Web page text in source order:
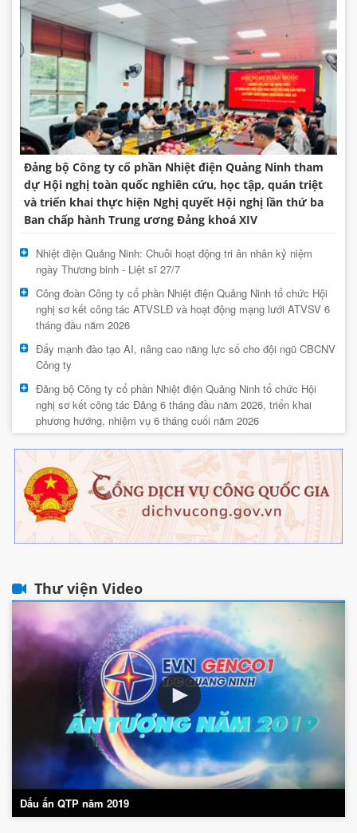
Đảng bộ Công ty cổ phần Nhiệt điện Quảng Ninh tham
dự Hội nghị toàn quốc nghiên cứu, học tập, quán triệt
và triển khai thực hiện Nghị quyết Hội nghị lần thứ ba
Ban chấp hành Trung ương Đảng khoá XIV
Nhiệt điện Quảng Ninh: Chuỗi hoạt động tri ân nhân kỷ niệm
ngày Thương binh - Liệt sĩ 27/7
Công đoàn Công ty cổ phần Nhiệt điện Quảng Ninh tổ chức Hội
nghị sơ kết công tác ATVSLĐ và hoạt động mạng lưới ATVSV 6
tháng đầu năm 2026
Đẩy mạnh đào tạo AI, nâng cao năng lực số cho đội ngũ CBCNV
Công ty
Đảng bộ Công ty cổ phần Nhiệt điện Quảng Ninh tổ chức Hội
nghị sơ kết công tác Đảng 6 tháng đầu năm 2026, triển khai
phương hướng, nhiệm vụ 6 tháng cuối năm 2026
Thư viện Video
Dấu ấn QTP năm 2019